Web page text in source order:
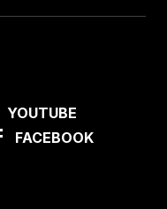
YOUTUBE
FACEBOOK